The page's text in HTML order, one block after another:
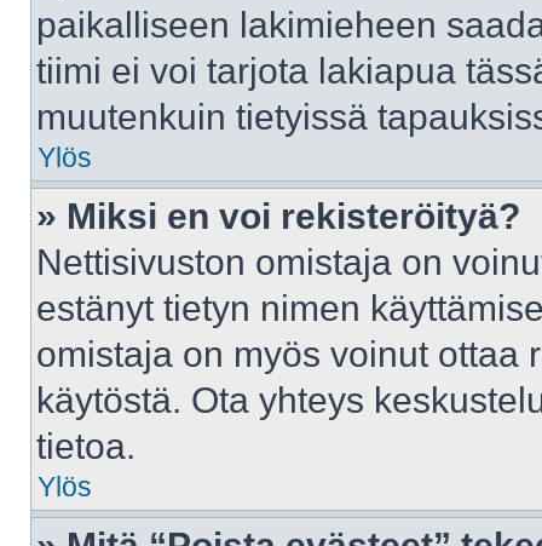
paikalliseen lakimieheen
tiimi ei voi tarjota lakiapua
muutenkuin tietyissä
Ylös
» Miksi en voi rekisteröityä?
Nettisivuston omistaja on
estänyt tietyn nimen
omistaja on myös voinut ottaa
käytöstä. Ota yhteys
tietoa.
Ylös